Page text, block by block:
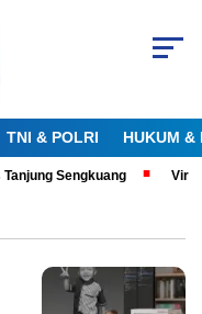
TNI & POLRI HUKUM &
Sengkuang